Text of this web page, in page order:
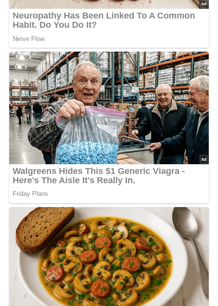
2 Eßlöffel feingehackte Petersilie
Dann hinterlasse doch bitte einen Kommentar am
Ende dieser Seite & auch eine Bewertung!
Und so wird es gemacht…
Das Gehackte mit den gut ausgedrückten Brötchen
vermischen. Die Zwiebelwürfel in etwas Öl goldgelb
anbraten und mit Thymian, Salz und Pfeffer unter die
Hackmasse mischen. 8 kleine Fleischbällchen formen, in
Mehl wenden und in Öl braten. Das Öl abgießen, saure
Sahne dazugeben und 5 Minuten darin garen lassen. Mit
gehackten Kräutern bestreut servieren.
Nach: Bigos, Pizza, Spaghetti, Verlag für die Frau, Leipzig, DDR, 1988
Abonniere jetzt unseren Newsletter!
Kein Spam, kein Bullshit, keine Weitergabe deiner Mailadresse an Dritte!